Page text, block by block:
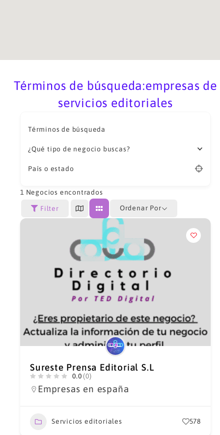
Términos de búsqueda:empresas de
servicios editoriales
Términos de búsqueda
¿Qué tipo de negocio buscas?
País o estado
1 Negocios encontrados
Filter Ordenar Por
Sureste Prensa Editorial S.L
0.0 (0)
Empresas en españa
Servicios editoriales 578